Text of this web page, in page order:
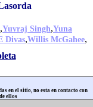
,Yuvraj Singh,Yuna
Divas,Willis McGahee,
en el sitio, no esta en contacto con
ellos